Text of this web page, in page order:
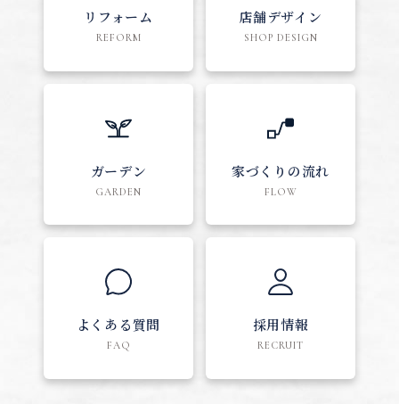
リフォーム
REFORM
店舗デザイン
SHOP DESIGN
ガーデン
GARDEN
家づくりの流れ
FLOW
よくある質問
FAQ
採用情報
RECRUIT